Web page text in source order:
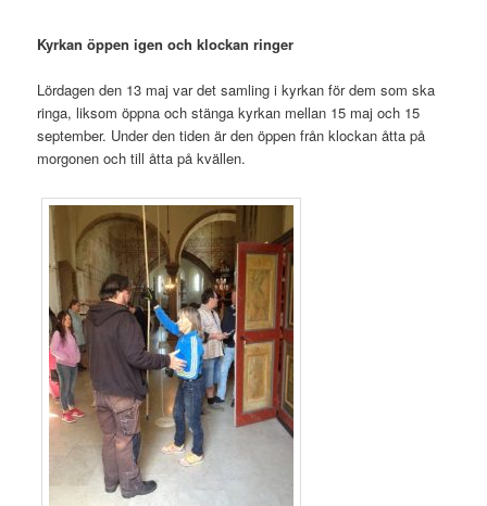
Kyrkan öppen igen och klockan ringer
Lördagen den 13 maj var det samling i kyrkan för dem som ska
ringa, liksom öppna och stänga kyrkan mellan 15 maj och 15
september. Under den tiden är den öppen från klockan åtta på
morgonen och till åtta på kvällen.